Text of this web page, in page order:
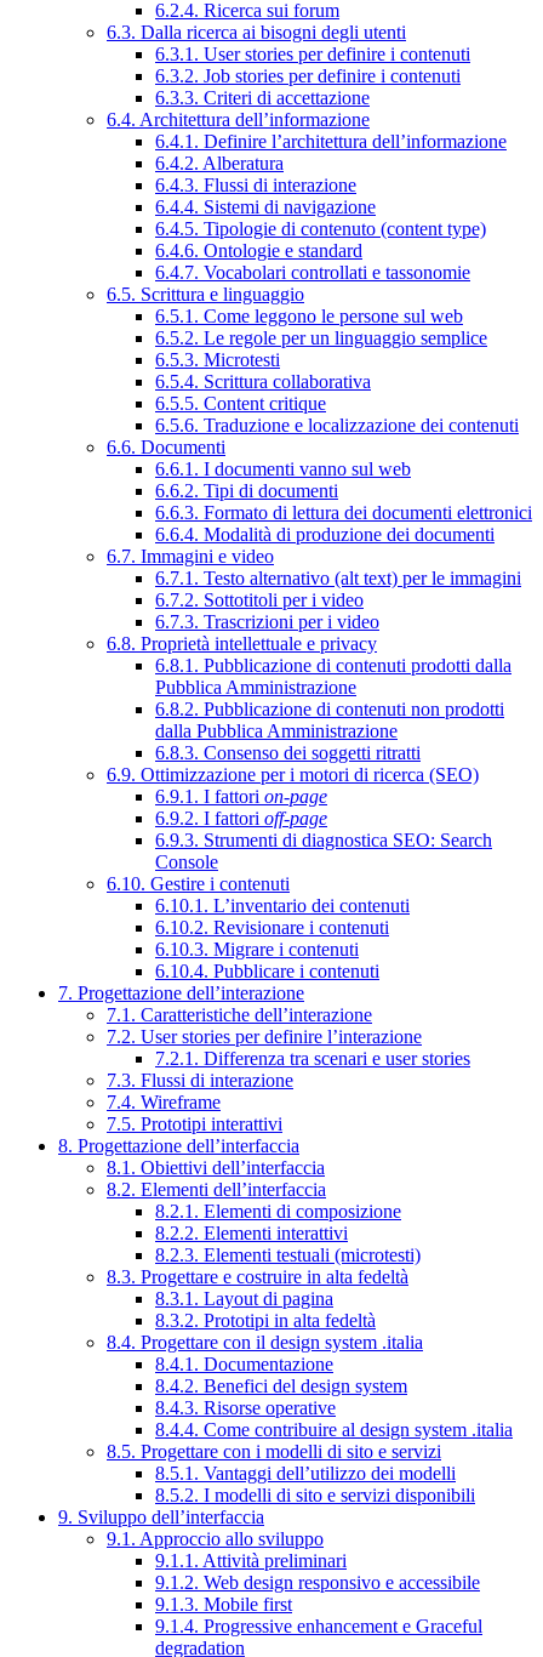
6.2.4. Ricerca sui forum
6.3. Dalla ricerca ai bisogni degli utenti
6.3.1. User stories per definire i contenuti
6.3.2. Job stories per definire i contenuti
6.3.3. Criteri di accettazione
6.4. Architettura dell’informazione
6.4.1. Definire l’architettura dell’informazione
6.4.2. Alberatura
6.4.3. Flussi di interazione
6.4.4. Sistemi di navigazione
6.4.5. Tipologie di contenuto (content type)
6.4.6. Ontologie e standard
6.4.7. Vocabolari controllati e tassonomie
6.5. Scrittura e linguaggio
6.5.1. Come leggono le persone sul web
6.5.2. Le regole per un linguaggio semplice
6.5.3. Microtesti
6.5.4. Scrittura collaborativa
6.5.5. Content critique
6.5.6. Traduzione e localizzazione dei contenuti
6.6. Documenti
6.6.1. I documenti vanno sul web
6.6.2. Tipi di documenti
6.6.3. Formato di lettura dei documenti elettronici
6.6.4. Modalità di produzione dei documenti
6.7. Immagini e video
6.7.1. Testo alternativo (alt text) per le immagini
6.7.2. Sottotitoli per i video
6.7.3. Trascrizioni per i video
6.8. Proprietà intellettuale e privacy
6.8.1. Pubblicazione di contenuti prodotti dalla
Pubblica Amministrazione
6.8.2. Pubblicazione di contenuti non prodotti
dalla Pubblica Amministrazione
6.8.3. Consenso dei soggetti ritratti
6.9. Ottimizzazione per i motori di ricerca (SEO)
6.9.1. I fattori on-page
6.9.2. I fattori off-page
6.9.3. Strumenti di diagnostica SEO: Search
Console
6.10. Gestire i contenuti
6.10.1. L’inventario dei contenuti
6.10.2. Revisionare i contenuti
6.10.3. Migrare i contenuti
6.10.4. Pubblicare i contenuti
7. Progettazione dell’interazione
7.1. Caratteristiche dell’interazione
7.2. User stories per definire l’interazione
7.2.1. Differenza tra scenari e user stories
7.3. Flussi di interazione
7.4. Wireframe
7.5. Prototipi interattivi
8. Progettazione dell’interfaccia
8.1. Obiettivi dell’interfaccia
8.2. Elementi dell’interfaccia
8.2.1. Elementi di composizione
8.2.2. Elementi interattivi
8.2.3. Elementi testuali (microtesti)
8.3. Progettare e costruire in alta fedeltà
8.3.1. Layout di pagina
8.3.2. Prototipi in alta fedeltà
8.4. Progettare con il design system .italia
8.4.1. Documentazione
8.4.2. Benefici del design system
8.4.3. Risorse operative
8.4.4. Come contribuire al design system .italia
8.5. Progettare con i modelli di sito e servizi
8.5.1. Vantaggi dell’utilizzo dei modelli
8.5.2. I modelli di sito e servizi disponibili
9. Sviluppo dell’interfaccia
9.1. Approccio allo sviluppo
9.1.1. Attività preliminari
9.1.2. Web design responsivo e accessibile
9.1.3. Mobile first
9.1.4. Progressive enhancement e Graceful
degradation